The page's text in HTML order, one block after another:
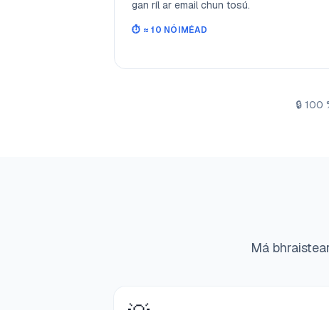
gan ríl ar email chun tosú.
⏱️ ≈ 10 NÓIMÉAD
🔒 100
Má